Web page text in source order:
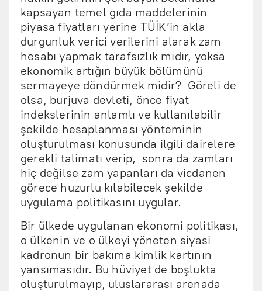
kapsayan temel gıda maddelerinin
piyasa fiyatları yerine TÜİK’in akla
durgunluk verici verilerini alarak zam
hesabı yapmak tarafsızlık mıdır, yoksa
ekonomik artığın büyük bölümünü
sermayeye döndürmek midir? Göreli de
olsa, burjuva devleti, önce fiyat
indekslerinin anlamlı ve kullanılabilir
şekilde hesaplanması yönteminin
oluşturulması konusunda ilgili dairelere
gerekli talimatı verip, sonra da zamları
hiç değilse zam yapanları da vicdanen
görece huzurlu kılabilecek şekilde
uygulama politikasını uygular.
Bir ülkede uygulanan ekonomi politikası,
o ülkenin ve o ülkeyi yöneten siyasi
kadronun bir bakıma kimlik kartının
yansımasıdır. Bu hüviyet de boşlukta
oluşturulmayıp, uluslararası arenada